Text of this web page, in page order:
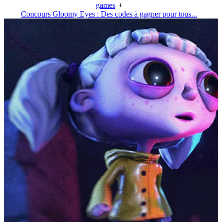
games +
Concours Gloomy Eyes : Des codes à gagner pour tous...